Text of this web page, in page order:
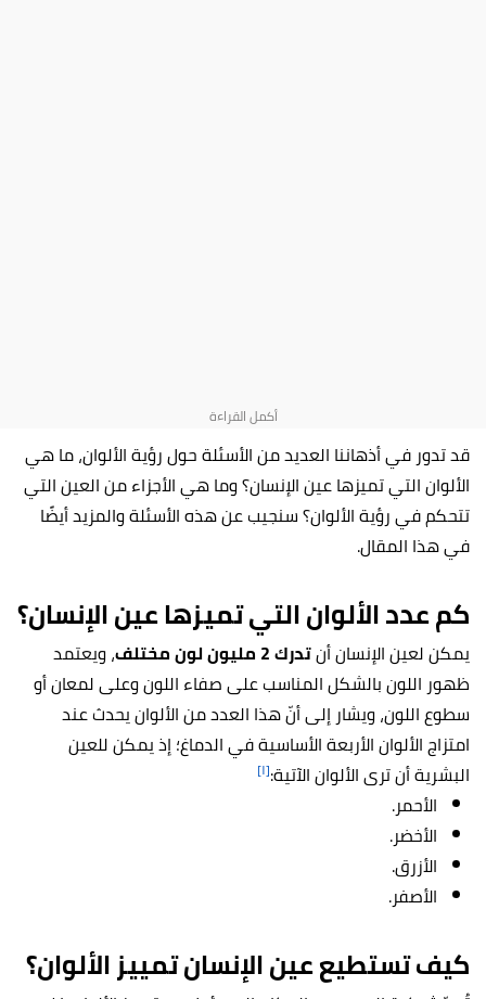
قد تدور في أذهاننا العديد من الأسئلة حول رؤية الألوان، ما هي
الألوان التي تميزها عين الإنسان؟ وما هي الأجزاء من العين التي
تتحكم في رؤية الألوان؟ سنجيب عن هذه الأسئلة والمزيد أيضًا
في هذا المقال.
كم عدد الألوان التي تميزها عين الإنسان؟
يمكن لعين الإنسان أنتدرك 2 مليون لون مختلف
، ويعتمد
ظهور اللون بالشكل المناسب على صفاء اللون وعلى لمعان أو
سطوع اللون، ويشار إلى أنّ هذا العدد من الألوان يحدث عند
امتزاج الألوان الأربعة الأساسية في الدماغ؛ إذ يمكن للعين
البشرية أن ترى الألوان الآتية:[١]
الأحمر.
الأخضر.
الأزرق.
الأصفر.
كيف تستطيع عين الإنسان تمييز الألوان؟